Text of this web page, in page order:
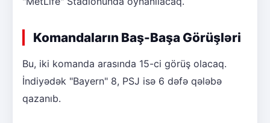
Komandaların Baş-Başa Görüşləri
Bu, iki komanda arasında 15-ci görüş olacaq.
İndiyədək "Bayern" 8, PSJ isə 6 dəfə qələbə
qazanıb.